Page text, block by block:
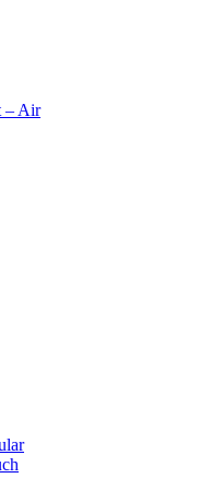
– Air